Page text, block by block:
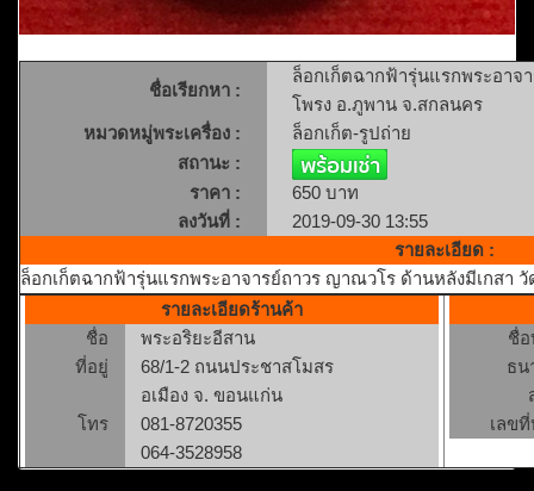
ชื่อเรียกหา :
ล็อกเก็ตฉากฟ้ารุ่นแรกพระอาจ
โพรง อ.ภูพาน จ.สกลนคร
หมวดหมู่พระเครื่อง :
ล็อกเก็ต-รูปถ่าย
สถานะ :
ราคา :
650 บาท
ลงวันที่ :
2019-09-30 13:55
รายละเอียด :
ล็อกเก็ตฉากฟ้ารุ่นแรกพระอาจารย์ถาวร ญาณวโร ด้านหลังมีเกสา
รายละเอียดร้านค้า
ชื่อ
พระอริยะอีสาน
ที่อยู่
68/1-2 ถนนประชาสโมสร
อเมือง จ. ขอนแก่น
โทร
081-8720355
064-3528958
ชื่
ธน
เลข